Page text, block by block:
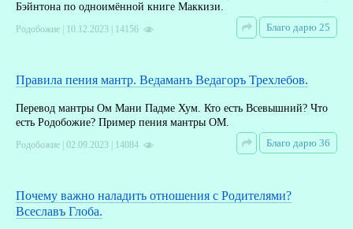
Бэйнтона по одноимённой книге Маккизи.
Родобожие | 10.12.2023 | 14156 Благо дарю 25
Правила пения мантр. Ведаманъ Ведагоръ Треxлебов.
Перевод мантры Ом Мани Падме Хум. Кто есть Всевышний? Что
есть Родобожие? Пример пения мантры ОМ.
Родобожие | 02.09.2023 | 14084 Благо дарю 36
Почему важно наладить отношения с Родителями?
Всеславъ Глоба.